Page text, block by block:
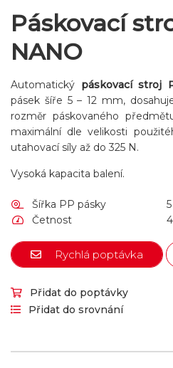
Páskovací
NANO
Automatický páskovací stroj
pásek šíře 5 – 12 mm,
rozměr páskovaného
maximální dle velikosti
utahovací síly až do 325 N.
Vysoká kapacita balení.
Šířka PP pásky
Četnost
Rychlá poptávka
Přidat do poptávky
Přidat do srovnání